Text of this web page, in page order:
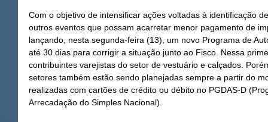
Com o objetivo de intensificar ações voltadas à identificação
outros eventos que possam acarretar menor pagamento de
lançando, nesta segunda-feira (13), um novo Programa de
até 30 dias para corrigir a situação junto ao Fisco. Nessa
contribuintes varejistas do setor de vestuário e calçados.
setores também estão sendo planejadas sempre a partir do
realizadas com cartões de crédito ou débito no PGDAS-D
Arrecadação do Simples Nacional).